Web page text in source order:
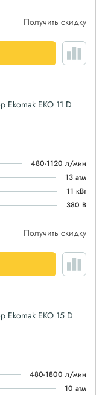
Получить скидку
Ekomak EKO 11 D
480-1120 л/мин
13 атм
11 кВт
380 В
Получить скидку
Ekomak EKO 15 D
480-1800 л/мин
10 атм